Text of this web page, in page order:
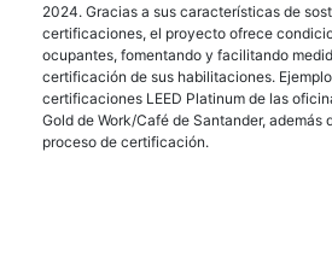
2024. Gracias a sus características de
certificaciones, el proyecto ofrece
ocupantes, fomentando y facilitando
certificación de sus habilitaciones.
certificaciones LEED Platinum de las
Gold de Work/Café de Santander, además
proceso de certificación.